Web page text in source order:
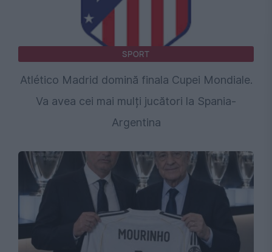
SPORT
Atlético Madrid domină finala Cupei Mondiale.
Va avea cei mai mulți jucători la Spania-
Argentina